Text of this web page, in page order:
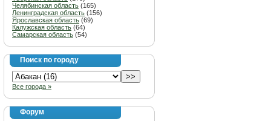
Челябинская область (165)
Ленинградская область (156)
Ярославская область (69)
Калужская область (64)
Самарская область (54)
Поиск по городу
Все города »
Форум